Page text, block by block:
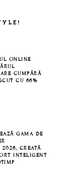
ONLINE
CUMPĂRĂ
CU 66%
GAMA DE
CREATĂ
INTELIGENT